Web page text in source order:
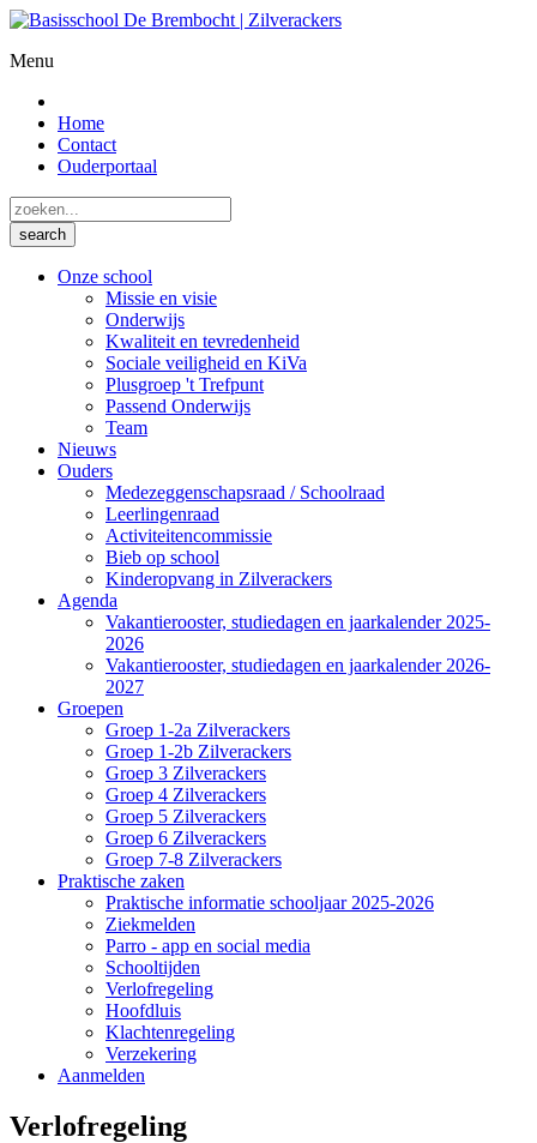
Menu
Home
Contact
Ouderportaal
Onze school
Missie en visie
Onderwijs
Kwaliteit en tevredenheid
Sociale veiligheid en KiVa
Plusgroep 't Trefpunt
Passend Onderwijs
Team
Nieuws
Ouders
Medezeggenschapsraad / Schoolraad
Leerlingenraad
Activiteitencommissie
Bieb op school
Kinderopvang in Zilverackers
Agenda
Vakantierooster, studiedagen en jaarkalender 2025-
2026
Vakantierooster, studiedagen en jaarkalender 2026-
2027
Groepen
Groep 1-2a Zilverackers
Groep 1-2b Zilverackers
Groep 3 Zilverackers
Groep 4 Zilverackers
Groep 5 Zilverackers
Groep 6 Zilverackers
Groep 7-8 Zilverackers
Praktische zaken
Praktische informatie schooljaar 2025-2026
Ziekmelden
Parro - app en social media
Schooltijden
Verlofregeling
Hoofdluis
Klachtenregeling
Verzekering
Aanmelden
Verlofregeling